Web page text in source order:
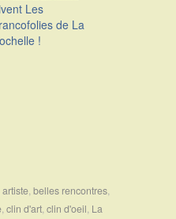
Les
de La
!
artiste,belles rencontres,
,clin d'art,clin d'oeil, La